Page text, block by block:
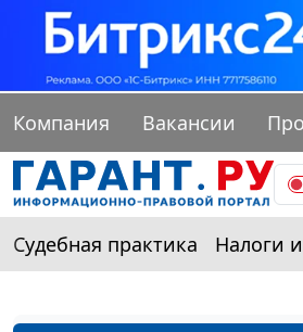
Компания Вакансии
Судебная практика Налоги